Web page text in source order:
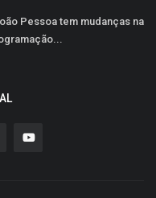
Pessoa tem mudanças na